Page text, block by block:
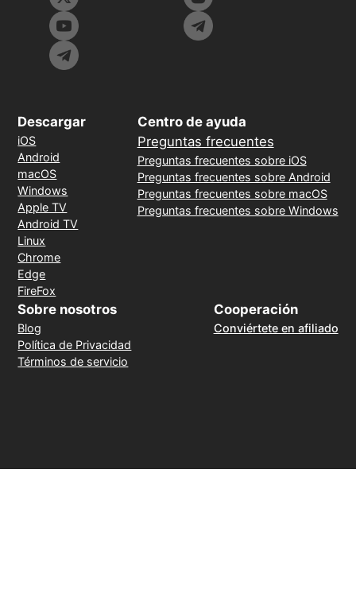
Descargar
iOS
Android
macOS
Windows
Apple TV
Android TV
Linux
Chrome
Edge
FireFox
Centro de ayuda
Preguntas frecuentes
Preguntas frecuentes sobre iOS
Preguntas frecuentes sobre Android
Preguntas frecuentes sobre macOS
Preguntas frecuentes sobre Windows
Sobre nosotros
Blog
Política de Privacidad
Términos de servicio
Cooperación
Conviértete en afiliado